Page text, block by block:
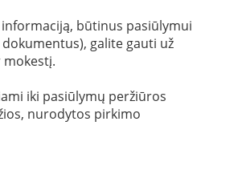
būtinus pasiūlymui
galite gauti už
mokestį.
iki pasiūlymų peržiūros
nurodytos pirkimo